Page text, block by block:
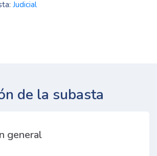
Judicial
de la subasta
general